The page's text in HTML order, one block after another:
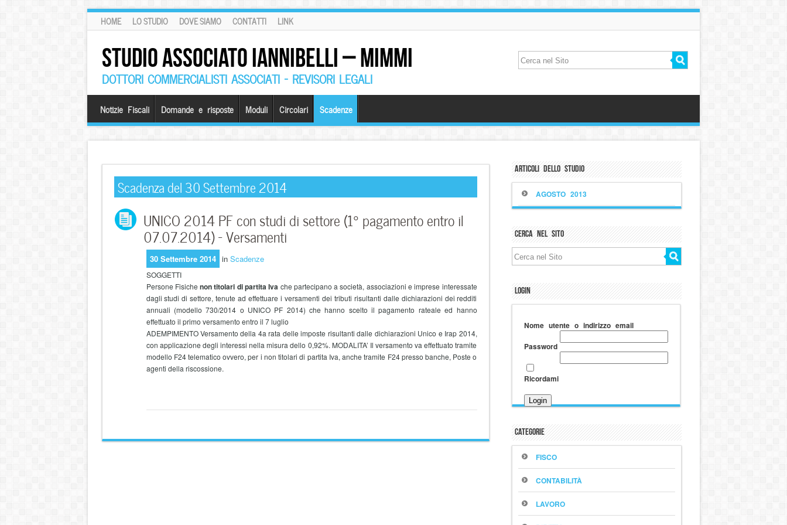
HOME LO STUDIO DOVE SIAMO CONTATTI LINK
STUDIO ASSOCIATO IANNIBELLI – MIMMI
DOTTORI COMMERCIALISTI ASSOCIATI – REVISORI LEGALI
Notizie Fiscali Domande e risposte Moduli Circolari Scadenze
Scadenza del 30 Settembre 2014
UNICO 2014 PF con studi di settore (1° pagamento entro il
07.07.2014) – Versamenti
30 Settembre 2014 in Scadenze
SOGGETTI
Persone Fisichenon titolari di partita Iva che partecipano a società, associazioni e imprese interessate
dagli studi di settore, tenute ad effettuare i versamenti dei tributi risultanti dalle dichiarazioni dei redditi
annuali (modello 730/2014 o UNICO PF 2014) che hanno scelto il pagamento rateale ed hanno
effettuato il primo versamento entro il 7 luglio
ADEMPIMENTO Versamento della 4a rata delle imposte risultanti dalle dichiarazioni Unico e Irap 2014,
con applicazione degli interessi nella misura dello 0,92%. MODALITA’ Il versamento va effettuato tramite
modello F24 telematico ovvero, per i non titolari di partita Iva, anche tramite F24 presso banche, Poste o
agenti della riscossione.
Articoli dello Studio
AGOSTO 2013
Cerca nel sito
Login
Nome utente o indirizzo email
Password
Ricordami
Categorie
FISCO
CONTABILITÀ
LAVORO